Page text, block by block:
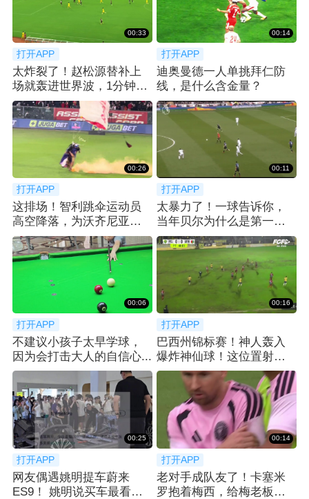
00:33
打开APP
太炸裂了！赵松源替补上
场就轰进世界波，1分钟2
球反超太猛了
00:14
打开APP
迪奥曼德一人单挑拜仁防
线，是什么含金量？
00:26
打开APP
这排场！智利跳伞运动员
高空降落，为沃齐尼亚送
上科洛科洛球衣
00:11
打开APP
太暴力了！一球告诉你，
当年贝尔为什么是第一个
亿元先生！
00:06
打开APP
不建议小孩子太早学球，
因为会打击大人的自信心...
00:16
打开APP
巴西州锦标赛！神人轰入
爆炸神仙球！这位置射门
简直不讲道理！
00:25
打开APP
网友偶遇姚明提车蔚来
ES9！ 姚明说买车最看重
00:14
打开APP
老对手成队友了！卡塞米
罗抱着梅西，给梅老板整